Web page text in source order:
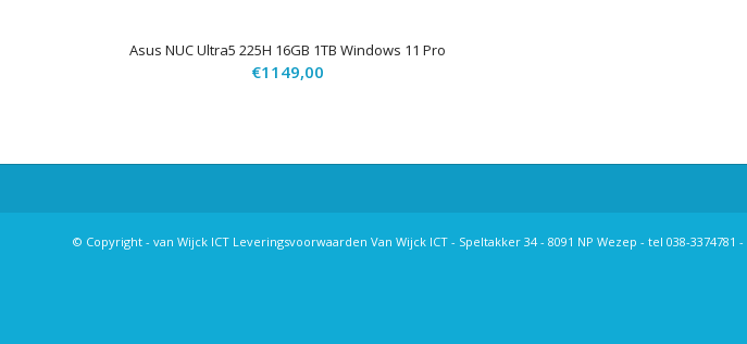
Asus NUC Ultra5 225H 16GB 1TB Windows 11 Pro
€1149,00
© Copyright - van Wijck ICT Leveringsvoorwaarden Van Wijck ICT - Speltakker 34 - 8091 NP Wezep - tel 038-3374781 -